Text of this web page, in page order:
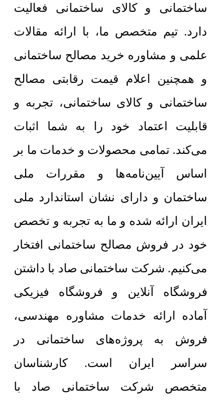
ساختمانی و کالای ساختمانی فعالیت
دارد. تیم متخصص ما، با ارائه مقالات
علمی و مشاوره خرید مصالح ساختمانی
و همچنین اعلام قیمت رقابتی مصالح
ساختمانی و کالای ساختمانی، تجربه و
قابلیت اعتماد خود را به شما اثبات
می‌کند. تمامی محصولات و خدمات ما بر
اساس آیین‌نامه‌ها و مقررات ملی
ساختمان و دارای نشان استاندارد ملی
ایران ارائه شده و ما به تجربه و تخصص
خود در فروش مصالح ساختمانی افتخار
می‌کنیم. شرکت ساختمانی صاد با داشتن
فروشگاه آنلاین و فروشگاه فیزیکی
آماده ارائه خدمات مشاوره مهندسی،
فروش به پروژه‌های ساختمانی در
سراسر ایران است. کارشناسان
متخصص شرکت ساختمانی صاد با